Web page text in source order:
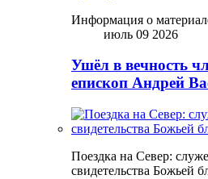
Информация о
июль 09 2026
Ушёл в вечность
епископ Андрей
Поездка на Север:
свидетельства Божьей